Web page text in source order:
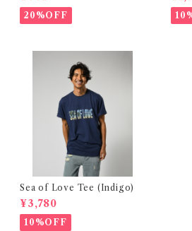
20%OFF
Sea of Love Tee (Indigo)
¥3,780
10%OFF